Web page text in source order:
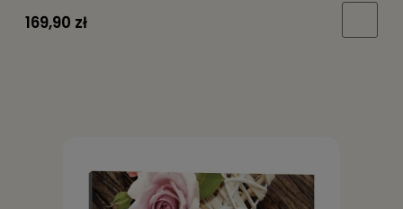
169,90 zł